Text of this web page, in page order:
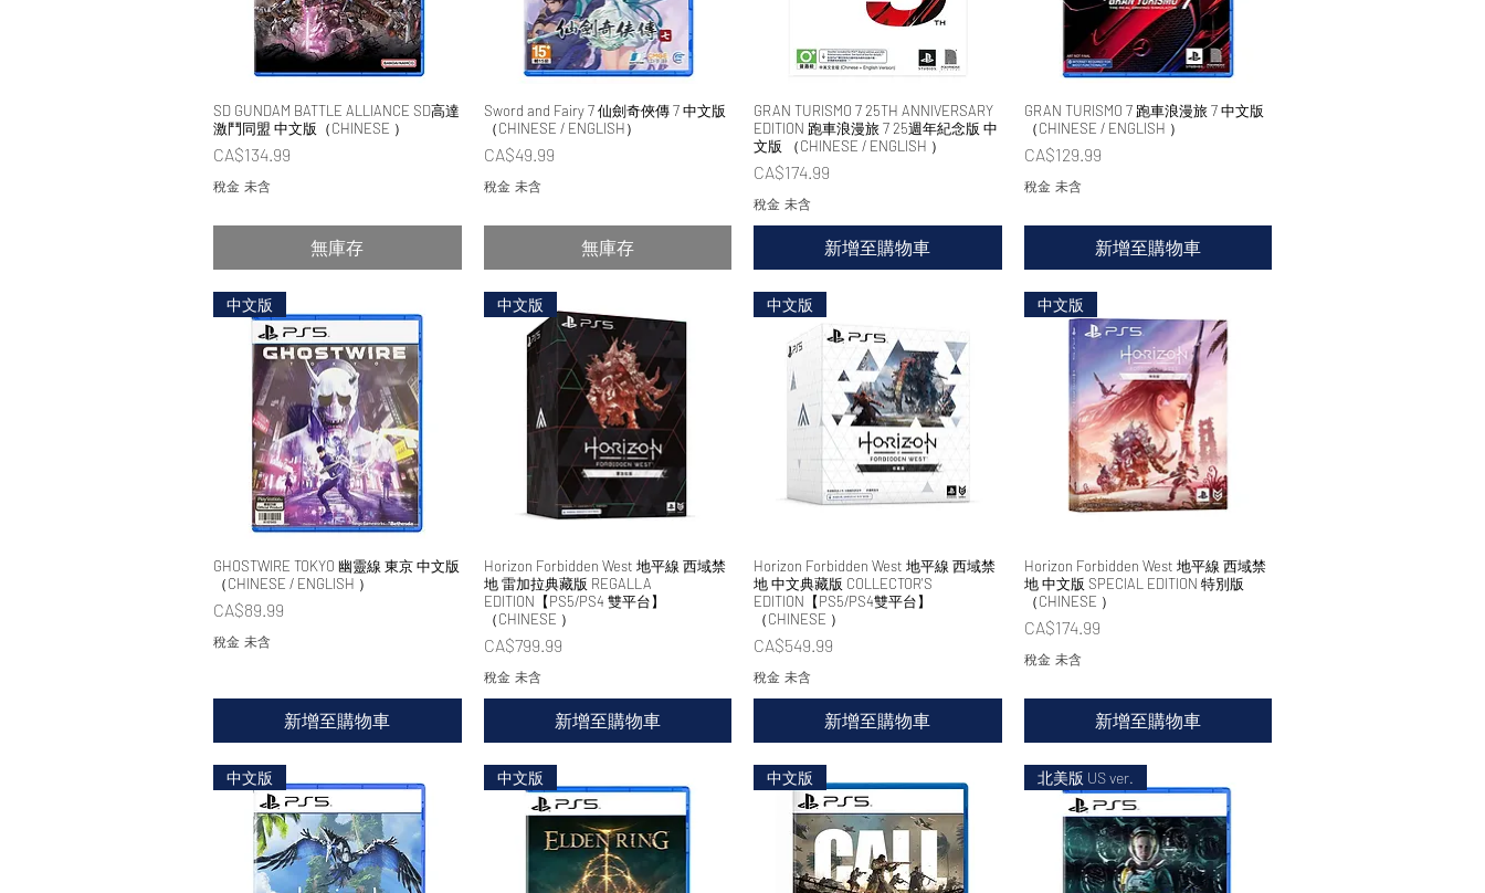
快速瀏覽
SD GUNDAM BATTLE ALLIANCE SD高達
激鬥同盟 中文版（CHINESE ）
價格
CA$134.99
稅金 未含
無庫存
快速瀏覽
Sword and Fairy 7 仙劍奇俠傳 7 中文版
（CHINESE / ENGLISH）
價格
CA$49.99
稅金 未含
無庫存
快速瀏覽
GRAN TURISMO 7 25TH ANNIVERSARY
EDITION 跑車浪漫旅 7 25週年紀念版 中
文版 （CHINESE / ENGLISH ）
價格
CA$174.99
稅金 未含
新增至購物車
快速瀏覽
GRAN TURISMO 7 跑車浪漫旅 7 中文版
（CHINESE / ENGLISH ）
價格
CA$129.99
稅金 未含
新增至購物車
快速瀏覽
中文版
GHOSTWIRE TOKYO 幽靈線 東京 中文版
（CHINESE / ENGLISH ）
價格
CA$89.99
稅金 未含
新增至購物車
快速瀏覽
中文版
Horizon Forbidden West 地平線 西域禁
地 雷加拉典藏版 REGALLA
EDITION【PS5/PS4 雙平台】
（CHINESE ）
價格
CA$799.99
稅金 未含
新增至購物車
快速瀏覽
中文版
Horizon Forbidden West 地平線 西域禁
地 中文典藏版 COLLECTOR'S
EDITION【PS5/PS4雙平台】
（CHINESE ）
價格
CA$549.99
稅金 未含
新增至購物車
快速瀏覽
中文版
Horizon Forbidden West 地平線 西域禁
地 中文版 SPECIAL EDITION 特別版
（CHINESE ）
價格
CA$174.99
稅金 未含
新增至購物車
中文版 中文版 中文版 北美版 US ver.